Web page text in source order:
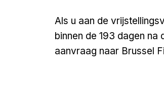
Als u aan de
binnen de 193 dagen
aanvraag naar Brussel